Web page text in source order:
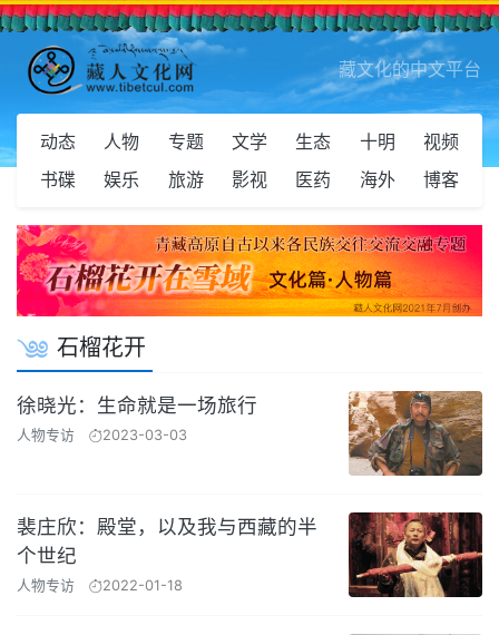
藏文化的中文平台
动态 人物 专题 文学 生态 十明
视频
书碟
娱乐 旅游 影视 医药 海外 博客
石榴花开
徐晓光：生命就是一场旅行
人物专访 2023-03-03
裴庄欣：殿堂，以及我与西藏的半
个世纪
人物专访 2022-01-18